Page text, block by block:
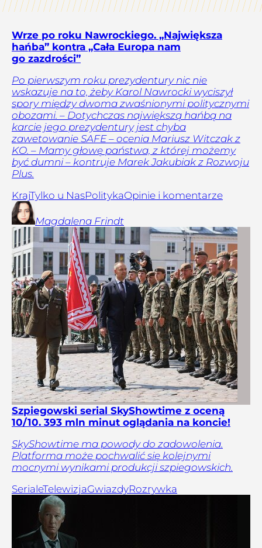
Wrze po roku Nawrockiego. „Największa
hańba” kontra „Cała Europa nam
go zazdrości”
Po pierwszym roku prezydentury nic nie
wskazuje na to, żeby Karol Nawrocki wyciszył
spory między dwoma zwaśnionymi politycznymi
obozami. – Dotychczas największą hańbą na
karcie jego prezydentury jest chyba
zawetowanie SAFE – ocenia Mariusz Witczak z
KO. – Mamy głowę państwa, z której możemy
być dumni – kontruje Marek Jakubiak z Rozwoju
Plus.
KrajTylko u NasPolitykaOpinie i komentarze
Magdalena Frindt
Szpiegowski serial SkyShowtime z oceną
10/10. 393 mln minut oglądania na koncie!
SkyShowtime ma powody do zadowolenia.
Platforma może pochwalić się kolejnymi
mocnymi wynikami produkcji szpiegowskich.
SerialeTelewizjaGwiazdyRozrywka